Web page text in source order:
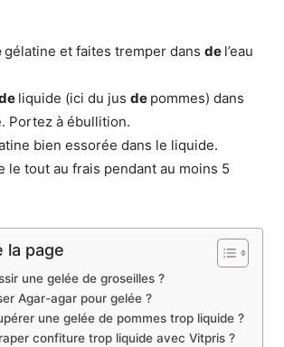
gélatine et faites tremper dans de l’eau
liquide (ici du jus de pommes) dans
Portez à ébullition.
bien essorée dans le liquide.
le tout au frais pendant au moins 5
la page
une gelée de groseilles ?
Agar-agar pour gelée ?
une gelée de pommes trop liquide ?
confiture trop liquide avec Vitpris ?